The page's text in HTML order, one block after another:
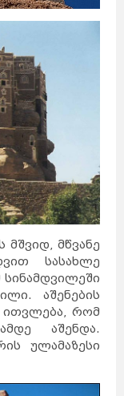
მშვიდ, მწვანე
სასახლე
აშენების
ითვლება, რომ
აშენდა.
ულამაზესი